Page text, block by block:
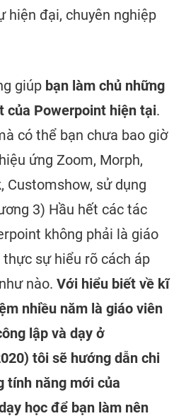
hiện đại, chuyên nghiệp
giúp bạn làm chủ những
của Powerpoint hiện tại.
có thể bạn chưa bao giờ
ứng Zoom, Morph,
Customshow, sử dụng
3) Hầu hết các tác
không phải là giáo
sự hiểu rõ cách áp
nào. Với hiểu biết về kĩ
nhiều năm là giáo viên
lập và dạy ở
tôi sẽ hướng dẫn chi
tính năng mới của
học để bạn làm nên